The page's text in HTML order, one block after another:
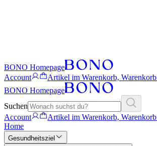
BONO Homepage
Account
Artikel im Warenkorb, Warenkorb
BONO Homepage
Suchen
Account
Artikel im Warenkorb, Warenkorb
Home
Gesundheitsziel